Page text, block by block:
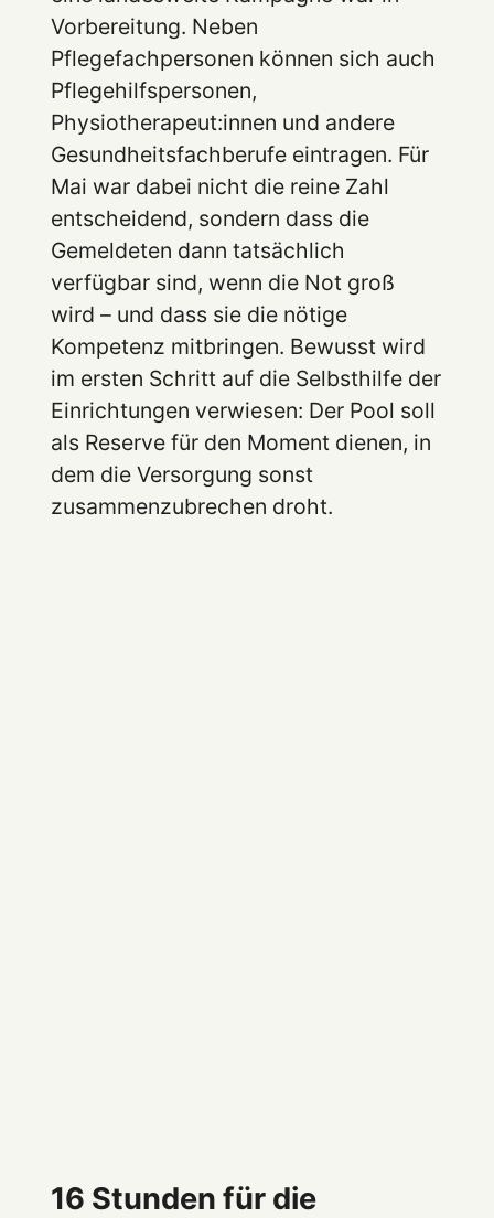
Vorbereitung. Neben
Pflegefachpersonen können sich auch
Pflegehilfspersonen,
Physiotherapeut:innen und andere
Gesundheitsfachberufe eintragen. Für
Mai war dabei nicht die reine Zahl
entscheidend, sondern dass die
Gemeldeten dann tatsächlich
verfügbar sind, wenn die Not groß
wird – und dass sie die nötige
Kompetenz mitbringen. Bewusst wird
im ersten Schritt auf die Selbsthilfe der
Einrichtungen verwiesen: Der Pool soll
als Reserve für den Moment dienen, in
dem die Versorgung sonst
zusammenzubrechen droht.
16 Stunden für die